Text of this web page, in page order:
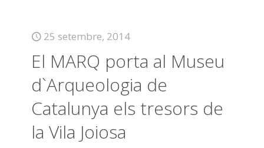
25 setembre, 2014
El MARQ porta al Museu
d`Arqueologia de
Catalunya els tresors de
la Vila Joiosa